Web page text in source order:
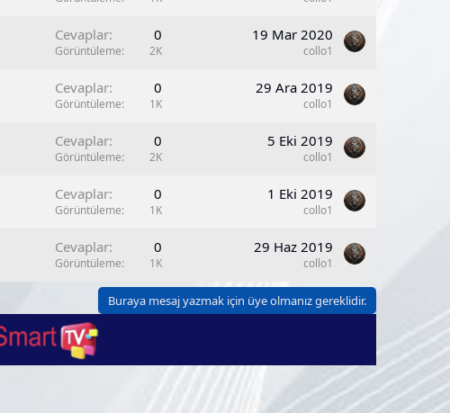
Cevaplar 0
Görüntüleme 2K
19 Mar 2020
collo1
Cevaplar 0
Görüntüleme 1K
29 Ara 2019
collo1
Cevaplar 0
Görüntüleme 2K
5 Eki 2019
collo1
Cevaplar 0
Görüntüleme 1K
1 Eki 2019
collo1
Cevaplar 0
Görüntüleme 1K
29 Haz 2019
collo1
Buraya mesaj yazmak için üye olmanız gereklidir.